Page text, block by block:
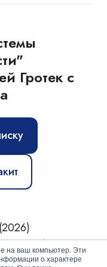
на ваш компьютер. Эти
о характере
Гротек с
Журнал|О нас